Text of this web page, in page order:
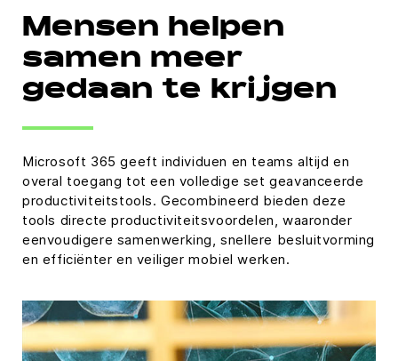
Mensen helpen
samen meer
gedaan te krijgen
Microsoft 365 geeft individuen en teams altijd en
overal toegang tot een volledige set geavanceerde
productiviteitstools. Gecombineerd bieden deze
tools directe productiviteitsvoordelen, waaronder
eenvoudigere samenwerking, snellere besluitvorming
en efficiënter en veiliger mobiel werken.